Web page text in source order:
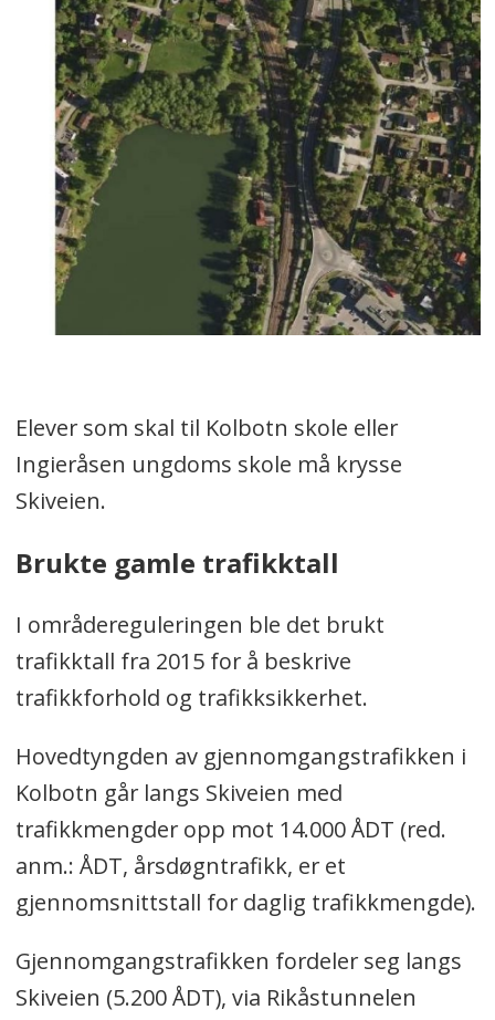
Elever som skal til Kolbotn skole eller
Ingieråsen ungdoms skole må krysse
Skiveien.
Brukte gamle trafikktall
I områdereguleringen ble det brukt
trafikktall fra 2015 for å beskrive
trafikkforhold og trafikksikkerhet.
Hovedtyngden av gjennomgangstrafikken i
Kolbotn går langs Skiveien med
trafikkmengder opp mot 14.000 ÅDT (red.
anm.: ÅDT, årsdøgntrafikk, er et
gjennomsnittstall for daglig trafikkmengde).
Gjennomgangstrafikken fordeler seg langs
Skiveien (5.200 ÅDT), via Rikåstunnelen